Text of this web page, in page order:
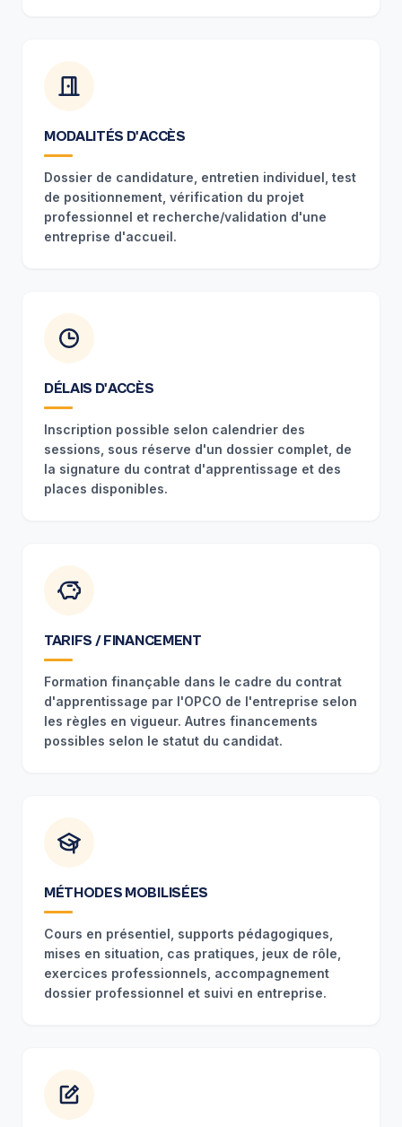
MODALITÉS D'ACCÈS
Dossier de candidature, entretien individuel, test
de positionnement, vérification du projet
professionnel et recherche/validation d'une
entreprise d'accueil.
DÉLAIS D'ACCÈS
Inscription possible selon calendrier des
sessions, sous réserve d'un dossier complet, de
la signature du contrat d'apprentissage et des
places disponibles.
TARIFS / FINANCEMENT
Formation finançable dans le cadre du contrat
d'apprentissage par l'OPCO de l'entreprise selon
les règles en vigueur. Autres financements
possibles selon le statut du candidat.
MÉTHODES MOBILISÉES
Cours en présentiel, supports pédagogiques,
mises en situation, cas pratiques, jeux de rôle,
exercices professionnels, accompagnement
dossier professionnel et suivi en entreprise.